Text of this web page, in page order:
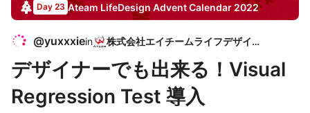
Day 23 Ateam LifeDesign Advent Calendar 2022
@yuxxxiein 株式会社エイチームライフデザイン
デザイナーでも出来る！Visual
Regression Test 導入